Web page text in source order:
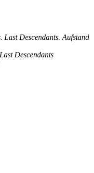
Last Descendants. Aufstand
Descendants